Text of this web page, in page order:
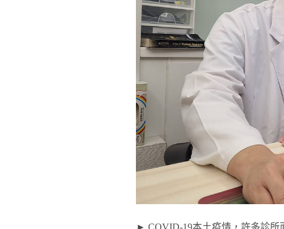
► COVID-19本土疫情，許多診所